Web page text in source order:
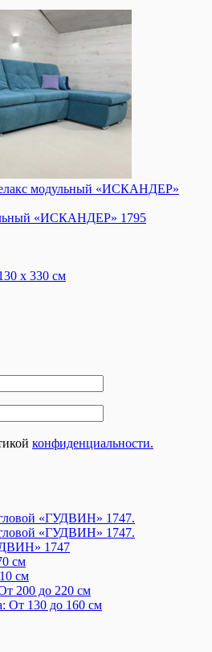
«ИСКАНДЕР» 1795
x 330 см
конфиденциальности.
1747
см
см
200 до 220 см
От 130 до 160 см